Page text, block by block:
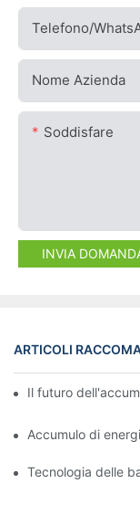
Telefono/
Nome Azienda
Soddisfare
INVIA
ARTICOLI
Il futuro
Accumulo di
Tecnologia delle